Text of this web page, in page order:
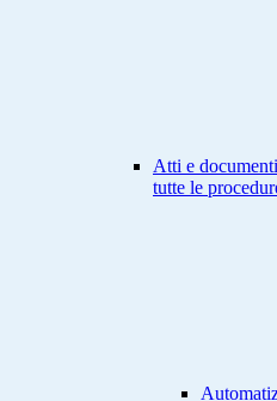
Atti e
tutte le